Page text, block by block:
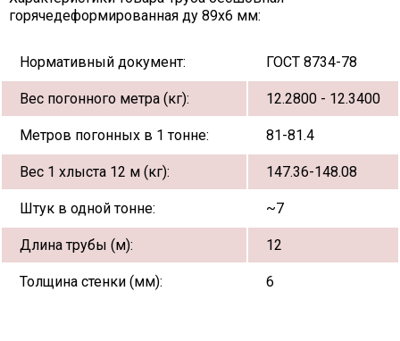
горячедеформированная ду 89х6 мм:
Нормативный документ: ГОСТ 8734-78
Вес погонного метра (кг): 12.2800 - 12.3400
Метров погонных в 1 тонне: 81-81.4
Вес 1 хлыста 12 м (кг): 147.36-148.08
Штук в одной тонне: ~7
Длина трубы (м): 12
Толщина стенки (мм): 6